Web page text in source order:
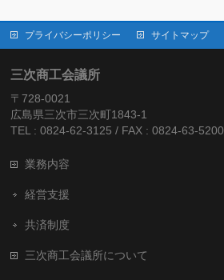
プライバシーポリシー サイトマップ
三次商工会議所
〒728-0021
広島県三次市三次町1843-1
TEL : 0824-62-3125 / FAX : 0824-63-5200
業務内容
経営支援
共済制度
三次商工会議所について